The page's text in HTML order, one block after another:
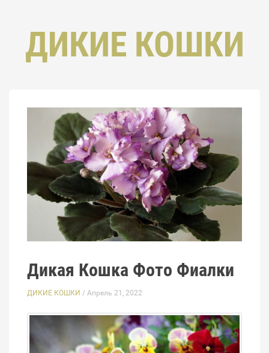
ДИКИЕ КОШКИ
Дикая Кошка Фото Фиалки
ДИКИЕ КОШКИ / Апрель 21, 2022